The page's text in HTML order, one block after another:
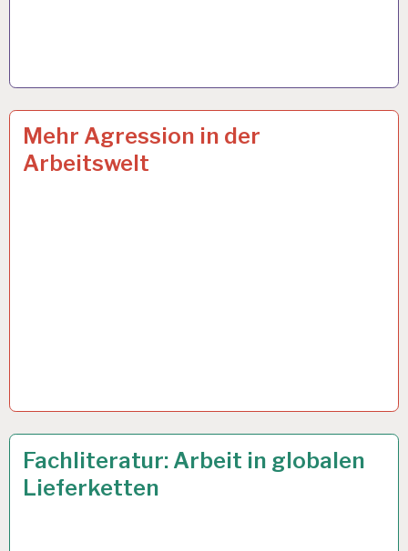
AGRESSION…
Mehr Agression in der
Arbeitswelt
14 JULI 2022
ARBEIT
UND
GESUNDHEIT…
Fachliteratur: Arbeit in globalen
Lieferketten
12 MAI 2022